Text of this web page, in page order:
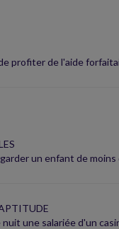
profiter de l'aide
un enfant de moins
une salariée d'un